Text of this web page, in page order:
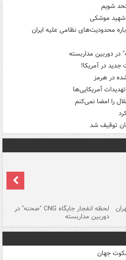
شویم
شهید موشکی
محدودیت‌های نظامی علیه ایران
در آمریکا!
در هرمز
آمریکایی‌ها
را امضا نمی‌کنم
لحظه انفجار جایگاه CNG "صحنه" در
دوربین مداربسته
سکوت جهان